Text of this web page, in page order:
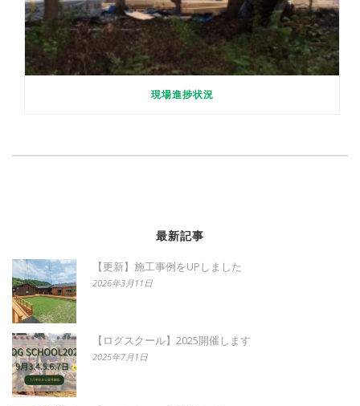
現場進捗状況
最新記事
【更新】施工事例をUPしました
2026年3月11日
【ログスクール】2025開催します
2025年7月1日